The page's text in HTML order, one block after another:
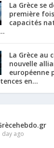
La Grèce se
première
capacités
La Grèce au
nouvelle
européenne
en...
day ago